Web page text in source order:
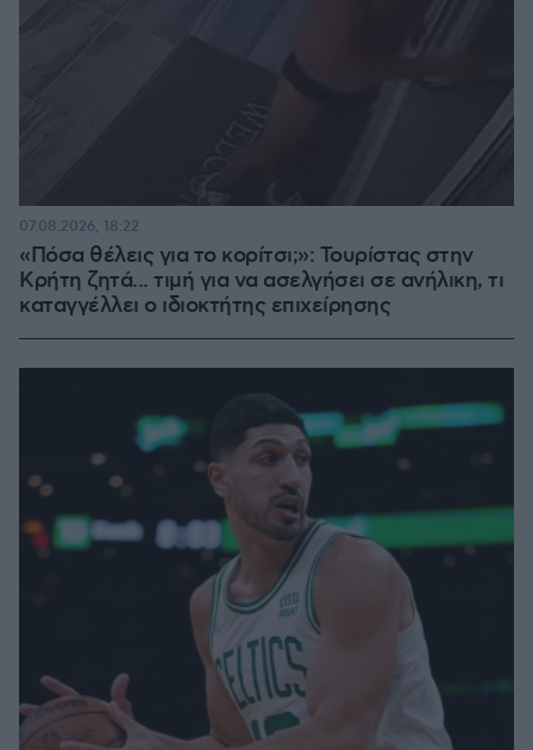
«Πόσα θέλεις για το κορίτσι;»: Τουρίστας στην
Κρήτη ζητά... τιμή για να ασελγήσει σε ανήλικη, τι
καταγγέλλει ο ιδιοκτήτης επιχείρησης
07.08.2026, 18:22